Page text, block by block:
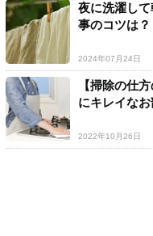
夜に洗濯し
事のコツは？
2024年07月24日
【掃除の仕
にキレイなお
2022年10月26日